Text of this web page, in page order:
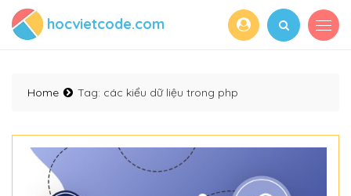
hocvietcode.com
Home Tag: các kiểu dữ liệu trong php